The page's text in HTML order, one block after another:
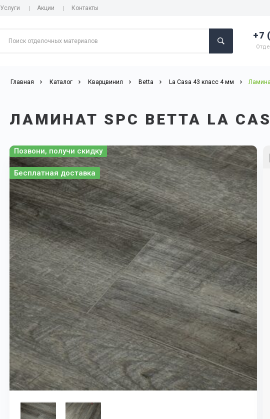
Услуги Акции Контакты
+7
Главная Каталог Кварцвинил Betta La Casa 43 класс 4 мм
ЛАМИНАТ SPC BETTA LA
Позвони, получи скидку
Бесплатная доставка